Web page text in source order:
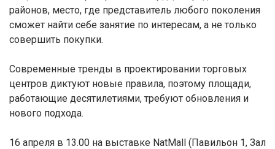
районов, место, где представитель любого поколения
сможет найти себе занятие по интересам, а не только
совершить покупки.
Современные тренды в проектировании торговых
центров диктуют новые правила, поэтому площади,
работающие десятилетиями, требуют обновления и
нового подхода.
16 апреля в 13.00 на выставке NatMall (Павильон 1, Зал